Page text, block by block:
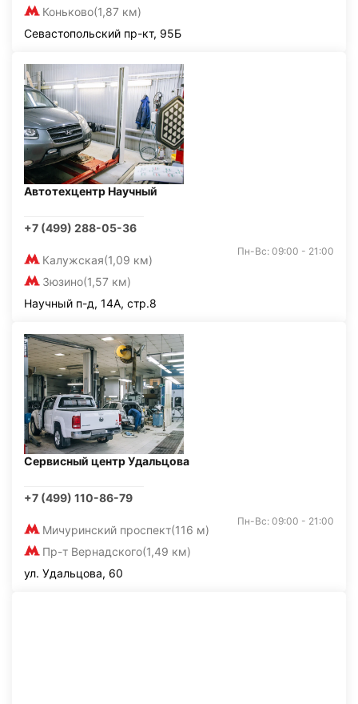
Коньково(1,87 км)
Севастопольский пр-кт, 95Б
Автотехцентр Научный
+7 (499) 288-05-36
Калужская(1,09 км)
Зюзино(1,57 км)
Пн-Вс: 09:00 - 21:00
Научный п-д, 14А, стр.8
Сервисный центр Удальцова
+7 (499) 110-86-79
Мичуринский проспект(116 м)
Пр-т Вернадского(1,49 км)
Пн-Вс: 09:00 - 21:00
ул. Удальцова, 60